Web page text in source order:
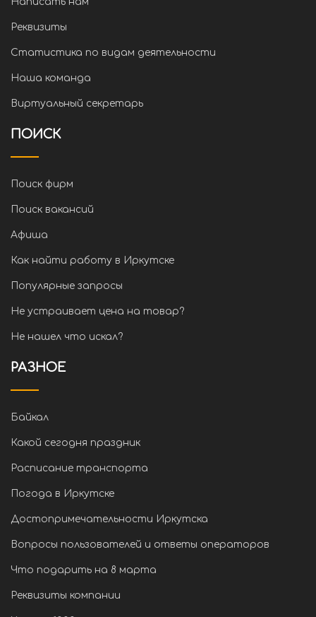
Реквизиты
Статистика по видам деятельности
Наша команда
Виртуальный секретарь
ПОИСК
Поиск фирм
Поиск вакансий
Афиша
Как найти работу в Иркутске
Популярные запросы
Не устраивает цена на товар?
Не нашел что искал?
РАЗНОЕ
Байкал
Какой сегодня праздник
Расписание транспорта
Погода в Иркутске
Достопримечательности Иркутска
Вопросы пользователей и ответы операторов
Что подарить на 8 марта
Реквизиты компании